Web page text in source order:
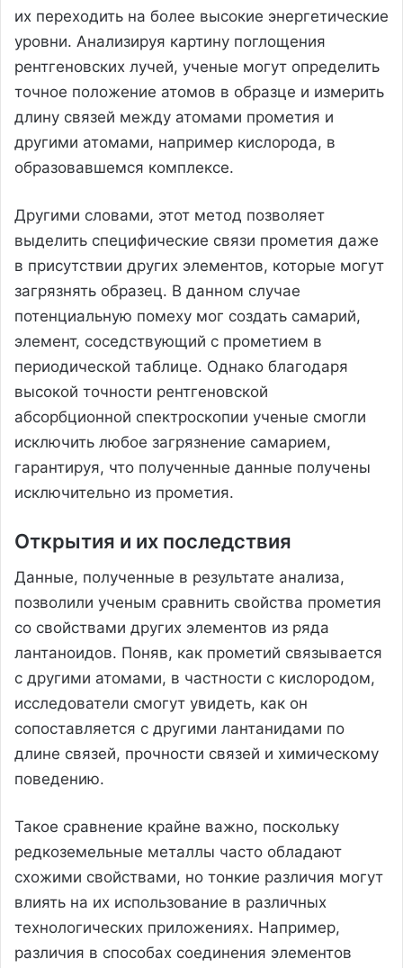
их переходить на более высокие энергетические
уровни. Анализируя картину поглощения
рентгеновских лучей, ученые могут определить
точное положение атомов в образце и измерить
длину связей между атомами прометия и
другими атомами, например кислорода, в
образовавшемся комплексе.
Другими словами, этот метод позволяет
выделить специфические связи прометия даже
в присутствии других элементов, которые могут
загрязнять образец. В данном случае
потенциальную помеху мог создать самарий,
элемент, соседствующий с прометием в
периодической таблице. Однако благодаря
высокой точности рентгеновской
абсорбционной спектроскопии ученые смогли
исключить любое загрязнение самарием,
гарантируя, что полученные данные получены
исключительно из прометия.
Открытия и их последствия
Данные, полученные в результате анализа,
позволили ученым сравнить свойства прометия
со свойствами других элементов из ряда
лантаноидов. Поняв, как прометий связывается
с другими атомами, в частности с кислородом,
исследователи смогут увидеть, как он
сопоставляется с другими лантанидами по
длине связей, прочности связей и химическому
поведению.
Такое сравнение крайне важно, поскольку
редкоземельные металлы часто обладают
схожими свойствами, но тонкие различия могут
влиять на их использование в различных
технологических приложениях. Например,
различия в способах соединения элементов